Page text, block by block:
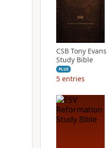
CSB Tony Evans
Study Bible
PLUS
5 entries